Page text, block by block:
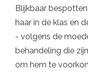
Blijkbaar
haar in de klas en
- volgens de
behandeling die
om hem te